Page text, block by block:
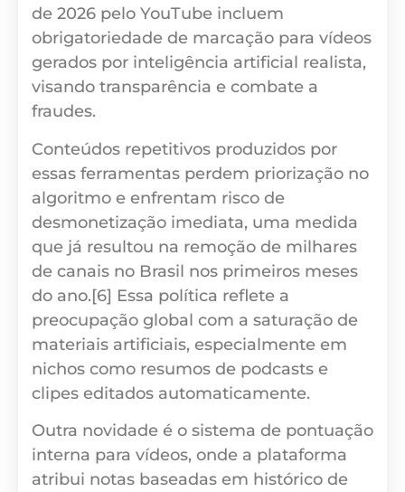
de 2026 pelo YouTube incluem
obrigatoriedade de marcação para vídeos
gerados por inteligência artificial realista,
visando transparência e combate a
fraudes.
Conteúdos repetitivos produzidos por
essas ferramentas perdem priorização no
algoritmo e enfrentam risco de
desmonetização imediata, uma medida
que já resultou na remoção de milhares
de canais no Brasil nos primeiros meses
do ano.[6] Essa política reflete a
preocupação global com a saturação de
materiais artificiais, especialmente em
nichos como resumos de podcasts e
clipes editados automaticamente.
Outra novidade é o sistema de pontuação
interna para vídeos, onde a plataforma
atribui notas baseadas em histórico de